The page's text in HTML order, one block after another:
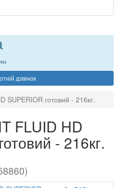
дзвінок
SUPERIOR готовий - 216кг.
FLUID HD
- 216кг.